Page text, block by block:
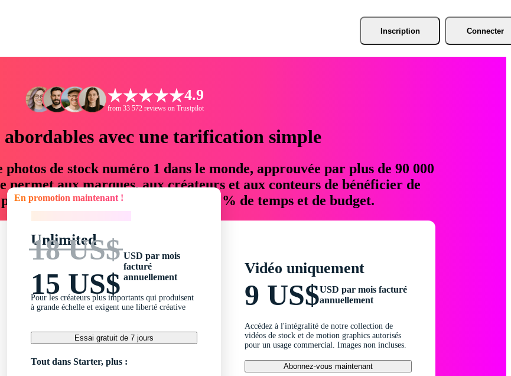
Inscription Connecter
4.9
from 33 572 reviews on Trustpilot
avec une tarification simple
de stock numéro 1 dans le monde, approuvée par plus de 90 000
permet aux marques, aux créateurs et aux conteurs de bénéficier de
d'économiser jusqu'à 76 % de temps et de budget.
En promotion maintenant !
Unlimited
18 US$
15 US$
USD par mois
facturé
annuellement
Pour les créateurs plus importants qui produisent
à grande échelle et exigent une liberté créative
Essai gratuit de 7 jours
Tout dans Starter, plus :
Vidéo uniquement
9 US$USD par mois facturé
annuellement
Accédez à l'intégralité de notre collection de
vidéos de stock et de motion graphics autorisés
pour un usage commercial. Images non incluses.
Abonnez-vous maintenant